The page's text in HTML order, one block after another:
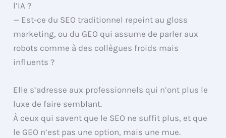
l’IA ?
— Est-ce du SEO traditionnel repeint au gloss
marketing, ou du GEO qui assume de parler aux
robots comme à des collègues froids mais
influents ?
Elle s’adresse aux professionnels qui n’ont plus le
luxe de faire semblant.
À ceux qui savent que le SEO ne suffit plus, et que
le GEO n’est pas une option, mais une mue.